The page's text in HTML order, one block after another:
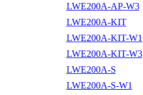
LWE200A-AP-W3
LWE200A-KIT
LWE200A-KIT-W1
LWE200A-KIT-W3
LWE200A-S
LWE200A-S-W1